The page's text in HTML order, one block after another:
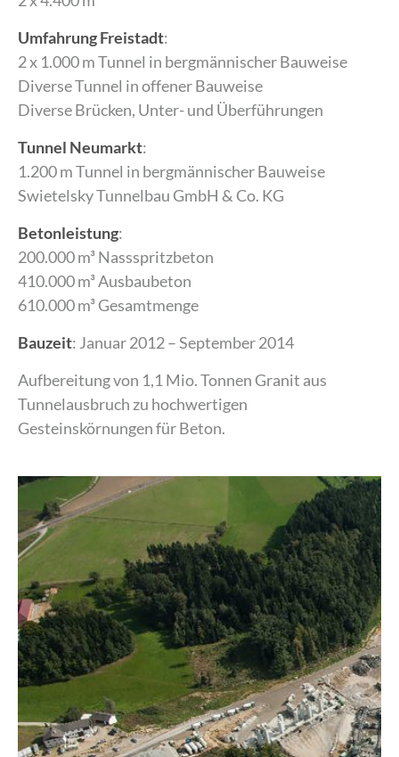
Umfahrung Freistadt:
2 x 1.000 m Tunnel in bergmännischer Bauweise
Diverse Tunnel in offener Bauweise
Diverse Brücken, Unter- und Überführungen
Tunnel Neumarkt:
1.200 m Tunnel in bergmännischer Bauweise
Swietelsky Tunnelbau GmbH & Co. KG
Betonleistung:
200.000 m³ Nassspritzbeton
410.000 m³ Ausbaubeton
610.000 m³ Gesamtmenge
Bauzeit: Januar 2012 – September 2014
Aufbereitung von 1,1 Mio. Tonnen Granit aus
Tunnelausbruch zu hochwertigen
Gesteinskörnungen für Beton.